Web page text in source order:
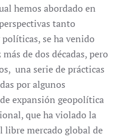
hemos abordado en
tanto
se ha venido
de dos décadas, pero
una serie de prácticas
por algunos
expansión geopolítica
que ha violado la
libre mercado global de